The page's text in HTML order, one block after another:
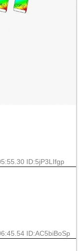
ID:5jP3LIfgp
ID:AC5biBoSp